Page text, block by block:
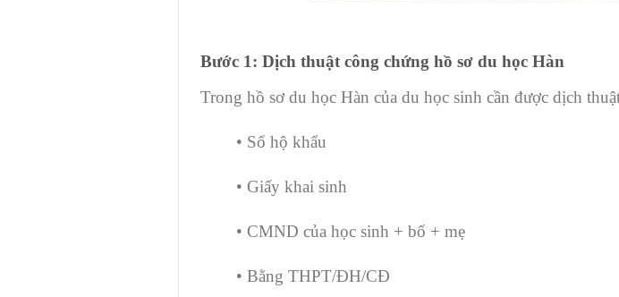
Bước 1: Dịch thuật công chứng hồ sơ du học Hàn
Trong hồ sơ du học Hàn của du học sinh cần được dịch
• Sổ hộ khẩu
• Giấy khai sinh
• CMND của học sinh + bố + mẹ
• Bằng THPT/ĐH/CĐ